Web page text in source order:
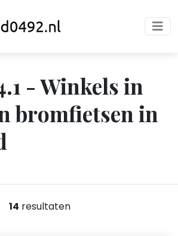
- Winkels in
bromfietsen in
14 resultaten